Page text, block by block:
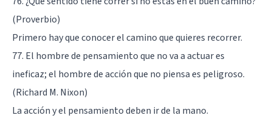
(Proverbio)
Primero hay que conocer el camino que quieres recorrer.
77. El hombre de pensamiento que no va a actuar es
ineficaz; el hombre de acción que no piensa es peligroso.
(Richard M. Nixon)
La acción y el pensamiento deben ir de la mano.